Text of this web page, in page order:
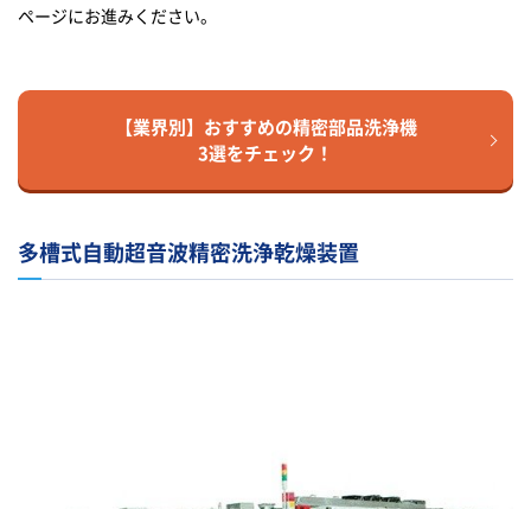
ページにお進みください。
【業界別】おすすめの精密部品洗浄機
3選をチェック！
多槽式自動超音波精密洗浄乾燥装置